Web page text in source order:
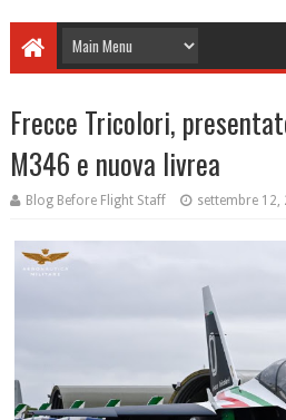
Frecce Tricolori,
M346 e nuova livrea
Blog Before Flight Staff settembre 12,